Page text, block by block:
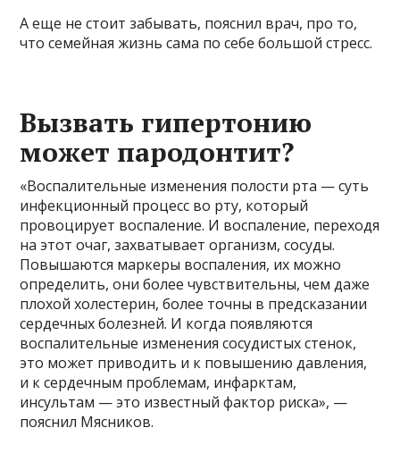
А еще не стоит забывать, пояснил врач, про то,
что семейная жизнь сама по себе большой стресс.
​Вызвать гипертонию
может пародонтит?
«Воспалительные изменения полости рта — суть
инфекционный процесс во рту, который
провоцирует воспаление. И воспаление, переходя
на этот очаг, захватывает организм, сосуды.
Повышаются маркеры воспаления, их можно
определить, они более чувствительны, чем даже
плохой холестерин, более точны в предсказании
сердечных болезней. И когда появляются
воспалительные изменения сосудистых стенок,
это может приводить и к повышению давления,
и к сердечным проблемам, инфарктам,
инсультам — это известный фактор риска», —
пояснил Мясников.